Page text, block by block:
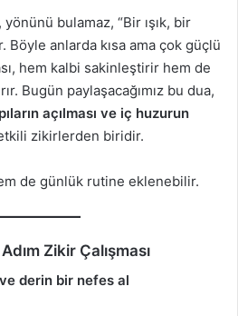
bulamaz, “Bir ışık, bir
Böyle anlarda kısa ama çok güçlü
hem kalbi sakinleştirir hem de
Bugün paylaşacağımız bu dua,
açılması ve iç huzurun
zikirlerden biridir.
de günlük rutine eklenebilir.
Adım Zikir Çalışması
derin bir nefes al